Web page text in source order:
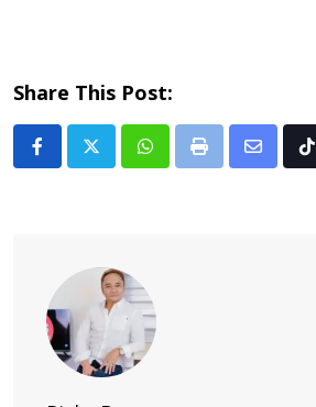
Share This Post:
Whatsapp
Print
Share